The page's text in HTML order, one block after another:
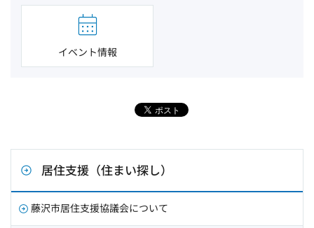
イベント情報
居住支援（住まい探し）
藤沢市居住支援協議会について